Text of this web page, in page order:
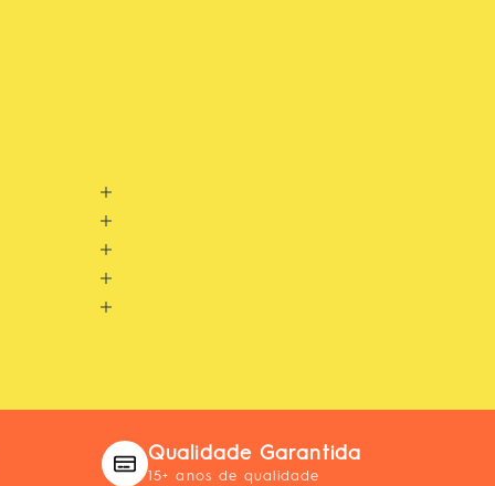
Qualidade Garantida
15+ anos de qualidade